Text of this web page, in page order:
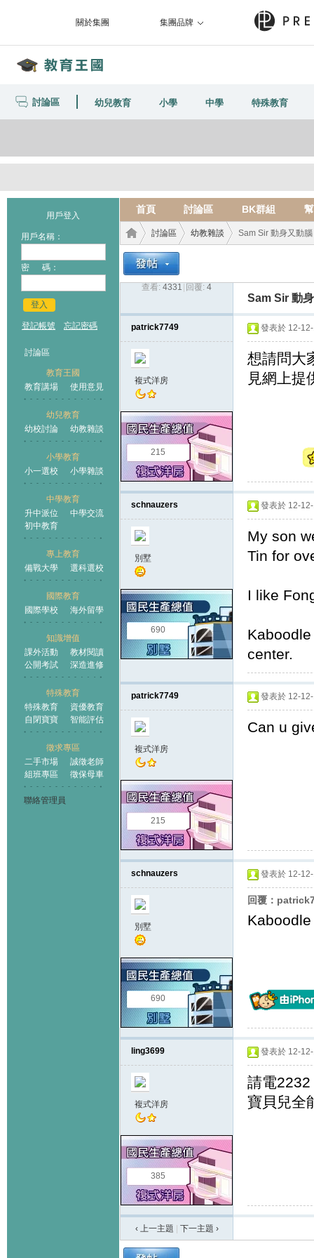
關於集團 集團品牌
討論區 幼兒教育 小學 中學 特殊教育
用戶登入
用戶名稱：
密 碼：
登入
登記帳號 忘記密碼
討論區
教育王國
教育講場
使用意見
幼兒教育
幼校討論
幼教雜談
小學教育
小一選校
小學雜談
中學教育
升中派位
中學交流
初中教育
專上教育
備戰大學
選科選校
國際教育
國際學校
海外留學
知識增值
課外活動
教材閱讀
公開考試
深造進修
特殊教育
特殊教育
資優教育
自閉寶寶
智能評估
徵求專區
二手市場
誠徵老師
組班專區
徵保母車
聯絡管理員
首頁 討論區 BK群組
王國
討論區
›
幼教雜談 Sam Sir 動身又動
查看: 4331 回覆: 4
Sam Sir 動
patrick7749
複式洋房
215
發表於 12-
想請問大
見網上提
schnauzers
別墅
690
發表於 12-
My son
Tin for
I like
center.
patrick7749
複式洋房
215
發表於 12-
Can u
schnauzers
別墅
690
發表於 12-
回覆：
Kaboodle
ling3699
複式洋房
385
發表於 12-
請電
寶貝兒全
‹ 上一主題 下一主題 ›